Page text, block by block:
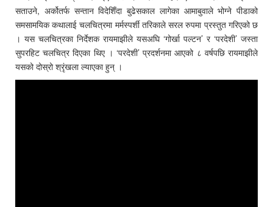
सताउने, अर्कोतर्फ सन्तान विदेशिँदा बुढेसकाल लागेका आमाबुवाले भोग्ने पीडाको
समसामयिक कथालाई चलचित्रमा मर्मस्पर्शी तरिकाले सरल रुपमा प्रस्तुत गरिएको छ
। यस चलचित्रका निर्देशक रायमाझीले यसअघि ‘गोर्खा पल्टन’ र ‘परदेशी’ जस्ता
सुपरहिट चलचित्र दिएका थिए । ‘परदेशी’ प्रदर्शनमा आएको ८ वर्षपछि रायमाझीले
यसको दोस्रो श्रृंखला ल्याएका हुन् ।